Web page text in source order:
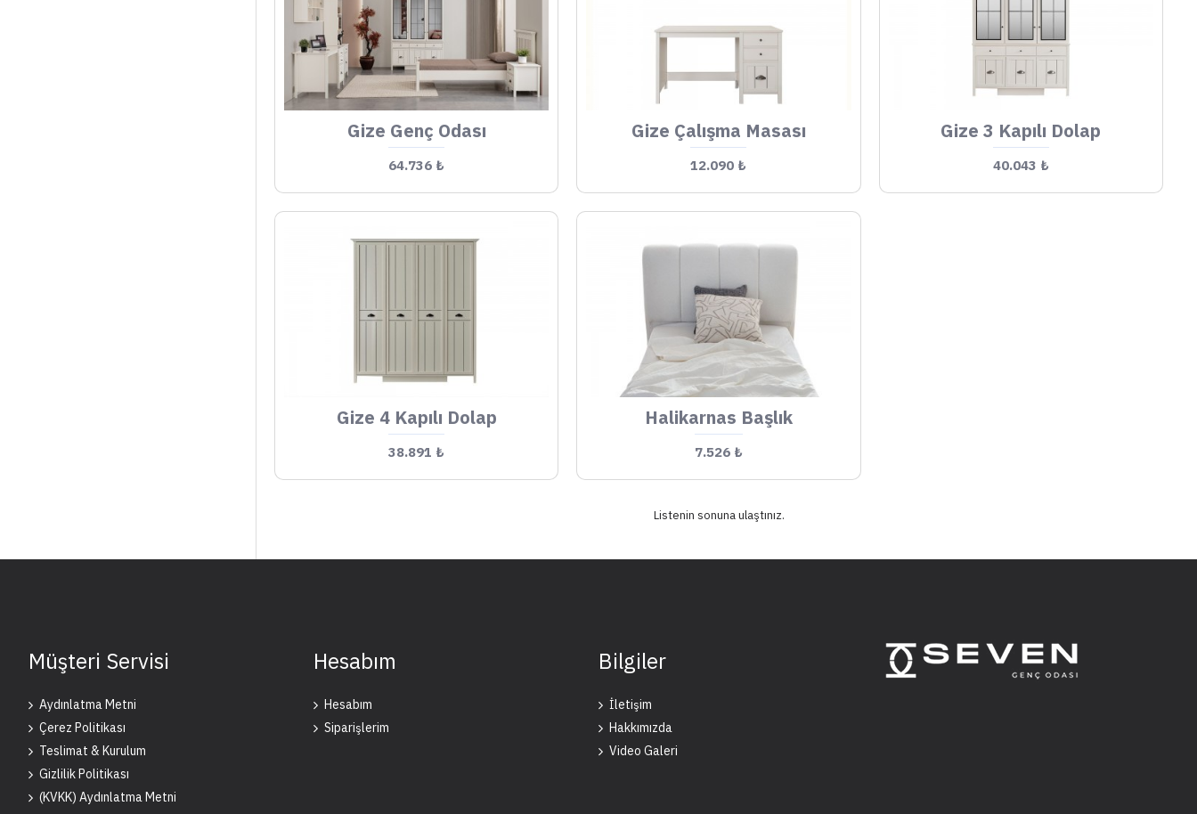
Gize Genç Odası
64.736 ₺
Gize Çalışma Masası
12.090 ₺
Gize 3 Kapılı Dolap
40.043 ₺
Gize 4 Kapılı Dolap
38.891 ₺
Halikarnas Başlık
7.526 ₺
Listenin sonuna ulaştınız.
Müşteri Servisi
Aydınlatma Metni
Çerez Politikası
Teslimat & Kurulum
Gizlilik Politikası
(KVKK) Aydınlatma Metni
Hesabım
Hesabım
Siparişlerim
Bilgiler
İletişim
Hakkımızda
Video Galeri